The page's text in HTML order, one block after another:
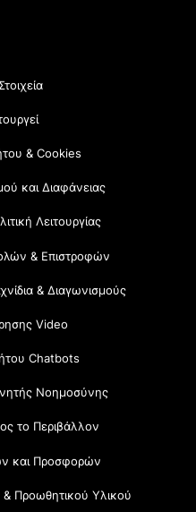
& Cookies
και Διαφάνειας
Λειτουργίας
& Επιστροφών
& Διαγωνισμούς
Video
Chatbots
Νοημοσύνης
το Περιβάλλον
και Προσφορών
Προωθητικού Υλικού